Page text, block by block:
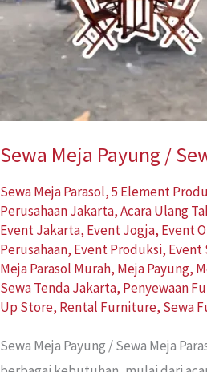
Sewa Meja Payung /
Sewa Meja Parasol,5 Element
Perusahaan Jakarta,Acara Ulang
Event Jakarta, Event Jogja, Event
Perusahaan, Event Produksi, Event
Meja Parasol Murah, Meja Payung,
Sewa Tenda Jakarta, Penyewaan
Up Store, Rental Furniture, Sewa
Sewa Meja Payung / Sewa Meja